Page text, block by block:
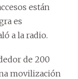
están
es
a la radio.
de 200
movilización